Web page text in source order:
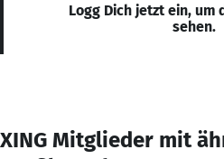
Logg Dich jetzt ein, um
sehen.
XING Mitglieder mit